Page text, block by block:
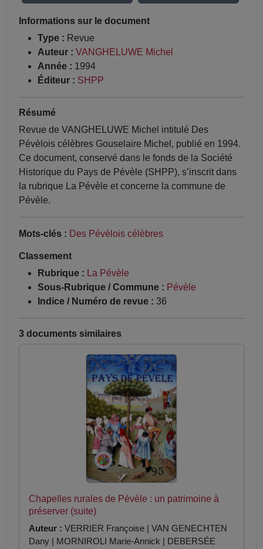
Informations sur le document
Type : Revue
Auteur : VANGHELUWE Michel
Année : 1994
Éditeur : SHPP
Résumé
Revue de VANGHELUWE Michel intitulé Des
Pévèlois célèbres Gouselaire Michel, publié en 1994.
Ce document, conservé dans le fonds de la Société
Historique du Pays de Pévèle (SHPP), s’inscrit dans
la rubrique La Pévèle et concerne la commune de
Pévèle.
Mots-clés : Des Pévèlois célèbres
Classement
Rubrique : La Pévèle
Sous-Rubrique / Commune : Pévèle
Indice / Numéro de revue : 36
3 documents similaires
Chapelles rurales de Pévèle : un patrimoine à
préserver (suite)
Auteur : VERRIER Françoise | VAN GENECHTEN
Dany | MORNIROLI Marie-Annick | DEBERSÉE